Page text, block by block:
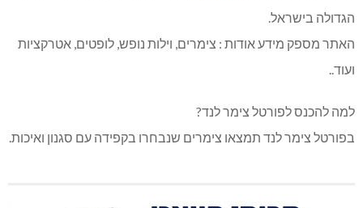
הגדולה בישראל.
האתר מספק מידע אודות : צימרים, וילות נופש, לופטים, אטרקציות
ועוד..
למה להכנס לפורטל צימר לנד?
בפורטל צימר לנד תמצאו צימרים שנבחרו בקפידה עם סגנון ואיכות.